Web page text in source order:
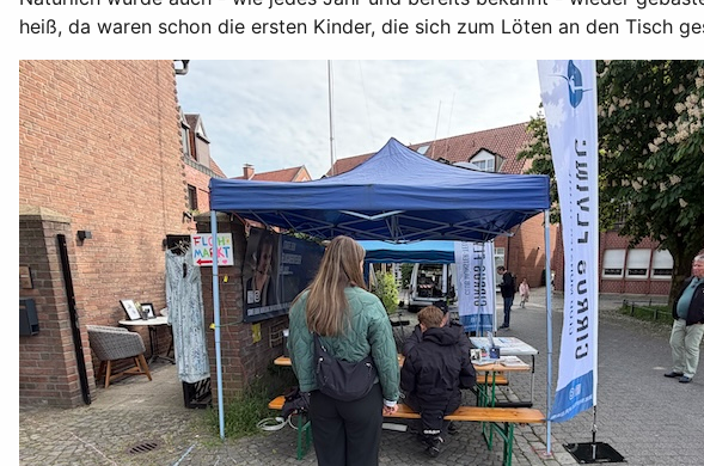
heiß, da waren schon die ersten Kinder, die sich zum Löten an den Tisch